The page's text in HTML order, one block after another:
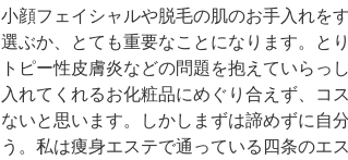
小顔フェイシャルや脱毛の肌のお手入れを
選ぶか、とても重要なことになります。と
トピー性皮膚炎などの問題を抱えていらっ
入れてくれるお化粧品にめぐり合えず、コ
ないと思います。しかしまずは諦めずに自
う。私は痩身エステで通っている四条のエ